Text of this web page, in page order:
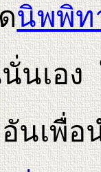
นิพพิท
นเอ
เพื่อ